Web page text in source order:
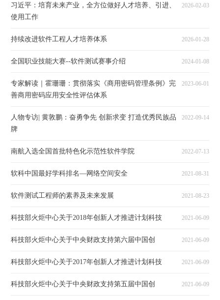
习近平：培育未来产业，全方位做好人才培养、引进、
使用工作
2026-02-03
持续改进软件工程人才培养体系 2026-01-28
全国职业技能大赛--软件测试赛事介绍 2024-01-08
专家解读｜霍珊珊：贯彻落实《商用密码管理条例》完
善商用密码应用安全性评估体系
2023-06-01
人物专访| 黄敦鹏：奋勇争先 创新求变 打造优秀民族品
牌
2022-09-14
南航入选全国首批特色化示范性软件学院 2022-07-13
软科中国最好学科排名—网络空间安全 2021-08-31
软件测试工程师的素养及未来发展 2021-08-23
科技部火炬中心关于2018年创新人才推进计划科技 2021-06-09
科技部火炬中心关于中央财政支持第六届中国创 2021-06-09
科技部火炬中心关于2017年创新人才推进计划科技 2021-06-09
科技部火炬中心关于中央财政支持第五届中国创 2021-06-09